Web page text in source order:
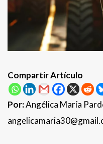
Compartir Artículo
Por:Angélica María